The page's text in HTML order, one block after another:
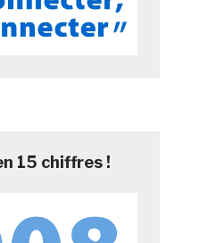
15 chiffres !